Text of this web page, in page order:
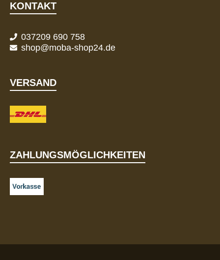
KONTAKT
037209 690 758
shop@moba-shop24.de
VERSAND
ZAHLUNGSMÖGLICHKEITEN